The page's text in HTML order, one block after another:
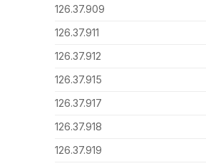
126.37.909
126.37.911
126.37.912
126.37.915
126.37.917
126.37.918
126.37.919